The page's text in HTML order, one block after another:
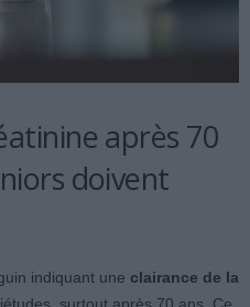
après 70
doivent
indiquant une clairance de la